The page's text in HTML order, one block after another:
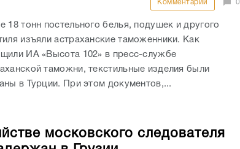
Комментарии 0
18 тонн постельного белья, подушек и другого
изъяли астраханские таможенники. Как
ИА «Высота 102» в пресс-службе
таможни, текстильные изделия были
в Турции. При этом документов,...
московского следователя